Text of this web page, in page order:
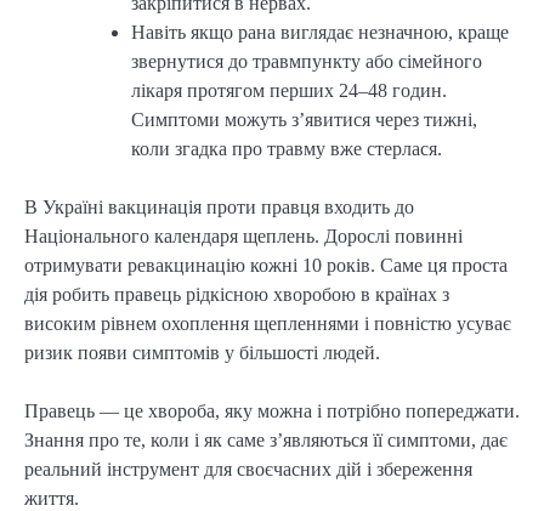
Навіть якщо рана виглядає незначною, краще
звернутися до травмпункту або сімейного
лікаря протягом перших 24–48 годин.
Симптоми можуть з’явитися через тижні,
коли згадка про травму вже стерлася.
В Україні вакцинація проти правця входить до
Національного календаря щеплень. Дорослі повинні
отримувати ревакцинацію кожні 10 років. Саме ця проста
дія робить правець рідкісною хворобою в країнах з
високим рівнем охоплення щепленнями і повністю усуває
ризик появи симптомів у більшості людей.
Правець — це хвороба, яку можна і потрібно попереджати.
Знання про те, коли і як саме з’являються її симптоми, дає
реальний інструмент для своєчасних дій і збереження
життя.